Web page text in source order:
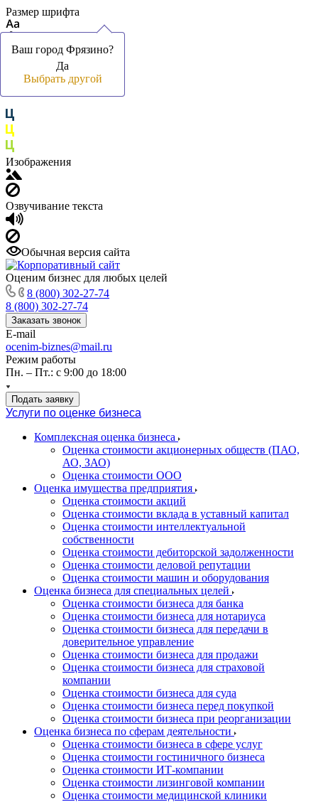
Размер шрифта
Цвет фона и шрифта
Изображения
Озвучивание текста
Обычная версия сайта
Оценим бизнес для любых целей
8 (800) 302-27-74
8 (800) 302-27-74
Заказать звонок
E-mail
ocenim-biznes@mail.ru
Режим работы
Пн. – Пт.: с 9:00 до 18:00
Подать заявку
Услуги по оценке бизнеса
Комплексная оценка бизнеса
Оценка стоимости акционерных обществ (ПАО,
АО, ЗАО)
Оценка стоимости ООО
Оценка имущества предприятия
Оценка стоимости акций
Оценка стоимости вклада в уставный капитал
Оценка стоимости интеллектуальной
собственности
Оценка стоимости дебиторской задолженности
Оценка стоимости деловой репутации
Оценка стоимости машин и оборудования
Оценка бизнеса для специальных целей
Оценка стоимости бизнеса для банка
Оценка стоимости бизнеса для нотариуса
Оценка стоимости бизнеса для передачи в
доверительное управление
Оценка стоимости бизнеса для продажи
Оценка стоимости бизнеса для страховой
компании
Оценка стоимости бизнеса для суда
Оценка стоимости бизнеса перед покупкой
Оценка стоимости бизнеса при реорганизации
Оценка бизнеса по сферам деятельности
Оценка стоимости бизнеса в сфере услуг
Оценка стоимости гостиничного бизнеса
Оценка стоимости ИТ-компании
Оценка стоимости лизинговой компании
Оценка стоимости медицинской клиники
Ваш город Фрязино?
Да
Выбрать другой
Ваш город Фрязино?
Да
Выбрать другой